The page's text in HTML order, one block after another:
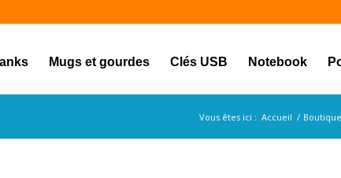
Mugs et gourdes Clés USB Notebook
Vous êtes ici : Accueil / Boutique